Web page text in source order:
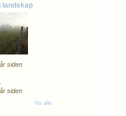
landskap
siden
siden
Vis alle